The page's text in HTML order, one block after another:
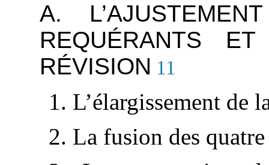
A.
REQUÉRANTS
RÉVISION 11
1. L’élargissement de
2. La fusion des